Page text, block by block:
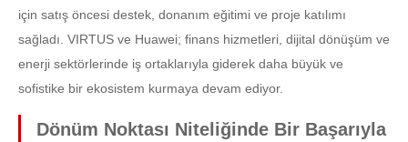
için satış öncesi destek, donanım eğitimi ve proje katılımı
sağladı. VIRTUS ve Huawei; finans hizmetleri, dijital dönüşüm ve
enerji sektörlerinde iş ortaklarıyla giderek daha büyük ve
sofistike bir ekosistem kurmaya devam ediyor.
Dönüm Noktası Niteliğinde Bir Başarıyla